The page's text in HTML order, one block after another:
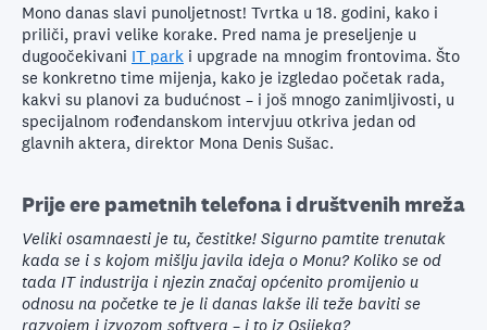
Mono danas slavi punoljetnost! Tvrtka u 18. godini, kako i
priliči, pravi velike korake. Pred nama je preseljenje u
dugoočekivani IT park i upgrade na mnogim frontovima. Što
se konkretno time mijenja, kako je izgledao početak rada,
kakvi su planovi za budućnost – i još mnogo zanimljivosti, u
specijalnom rođendanskom intervjuu otkriva jedan od
glavnih aktera, direktor Mona Denis Sušac.
Prije ere pametnih telefona i društvenih mreža
Veliki osamnaesti je tu, čestitke! Sigurno pamtite trenutak
kada se i s kojom mišlju javila ideja o Monu? Koliko se od
tada IT industrija i njezin značaj općenito promijenio u
odnosu na početke te je li danas lakše ili teže baviti se
razvojem i izvozom softvera – i to iz Osijeka?